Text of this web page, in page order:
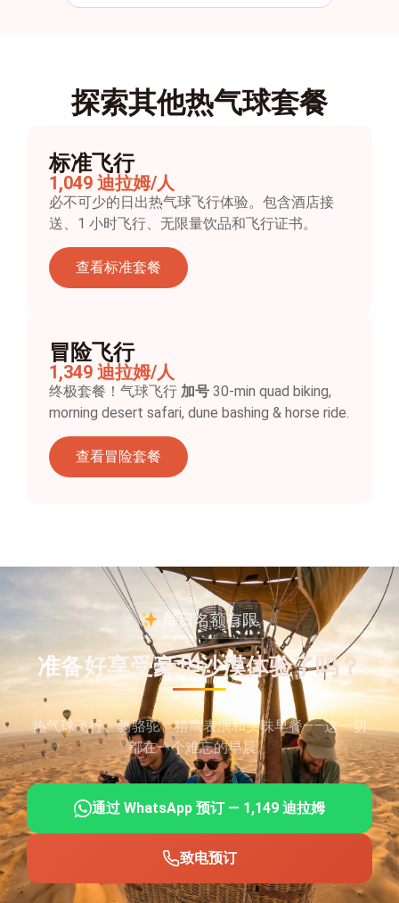
探索其他热气球套餐
标准飞行
1,049 迪拉姆/人
必不可少的日出热气球飞行体验。包含酒店接
送、1 小时飞行、无限量饮品和飞行证书。
查看标准套餐
冒险飞行
1,349 迪拉姆/人
终极套餐！气球飞行 加号 30-min quad biking,
morning desert safari, dune bashing & horse ride.
查看冒险套餐
每日名额有限
准备好享受豪华沙漠体验了吗？
热气球飞行、骑骆驼、猎鹰表演和美味早餐——这一切
都在一个难忘的早晨。
通过 WhatsApp 预订 — 1,149 迪拉姆
致电预订